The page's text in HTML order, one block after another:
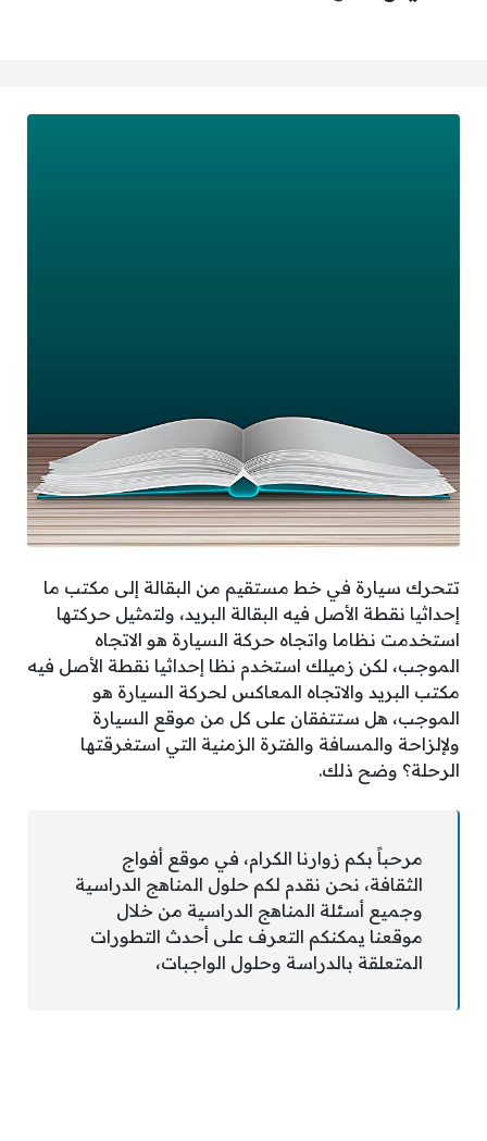
تتحرك سيارة في خط مستقيم من البقالة إلى مكتب ما
إحداثيا نقطة الأصل فيه البقالة البريد، ولتمثيل حركتها
استخدمت نظاما واتجاه حركة السيارة هو الاتجاه
الموجب، لكن زميلك استخدم نظا إحداثيا نقطة الأصل فيه
مكتب البريد والاتجاه المعاكس لحركة السيارة هو
الموجب، هل ستتفقان على كل من موقع السيارة
ولإلزاحة والمسافة والفترة الزمنية التي استغرقتها
الرحلة؟ وضح ذلك.
مرحباً بكم زوارنا الكرام، في موقع أفواج
الثقافة، نحن نقدم لكم حلول المناهج الدراسية
وجميع أسئلة المناهج الدراسية من خلال
موقعنا يمكنكم التعرف على أحدث التطورات
المتعلقة بالدراسة وحلول الواجبات،